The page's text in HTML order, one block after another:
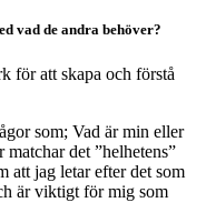
U
introduktion
och
vad de andra behöver?
för att skapa och förstå
som; Vad är min eller
det ”helhetens”
att jag letar efter det som
är viktigt för mig som